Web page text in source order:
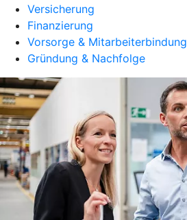
Versicherung
Finanzierung
Vorsorge & Mitarbeiterbindung
Gründung & Nachfolge